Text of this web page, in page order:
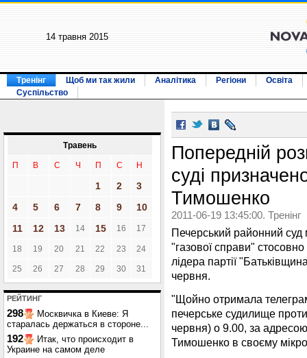
14 травня 2015
Тренінг Щоб ми так жили Аналітика Регіони
Освіта
Суспільство
Травень
П В С Ч П С Н
1 2
3
4
5 6 7 8 9
10
11
12 13 14 15 16 17
18 19 20 21 22 23 24
25 26 27 28 29 30 31
РЕЙТИНГ
298
Москвичка в Киеве: Я
старалась держаться в стороне...
192
Итак, что происходит в
Украине на самом деле
Попередній
суді
Тимошенко
2011-06-19 13:45:00. Тренінг
Печерський районний суд
"газової справи"
лідера партії
червня.
"Щойно отримала
печерське судилище
червня) о 9.00, за
Тимошенко в своєму